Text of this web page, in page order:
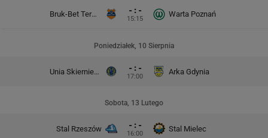
Bruk-Bet Termalica Nieciecza - : -
15:15
Warta Poznań
Poniedziałek, 10 Sierpnia
Unia Skierniewice - : -
17:00
Arka Gdynia
Sobota, 13 Lutego
Stal Rzeszów - : -
16:00
Stal Mielec